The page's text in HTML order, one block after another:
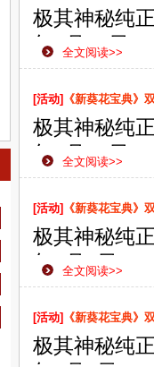
即可获赠剑
【活动奖励
极其神秘纯
年8月16日
款网页游戏
侠之路更加
全文阅读>>
[活动] 《新葵花宝典》
极其神秘纯
年8月13日
款网页游戏
侠之路更加
全文阅读>>
[活动] 《新葵花宝典》
极其神秘纯
年8月9日
款网页游戏
侠之路更加
全文阅读>>
[活动] 《新葵花宝典》
极其神秘纯